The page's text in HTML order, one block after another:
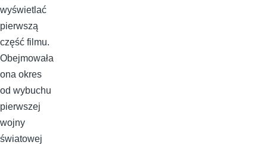
wyświetlać
pierwszą
część filmu.
Obejmowała
ona okres
od wybuchu
pierwszej
wojny
światowej